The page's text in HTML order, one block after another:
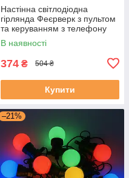
Настінна світлодіодна
гірлянда Феєрверк з пультом
та керуванням з телефону
SFK-18 Bluetooth USB 1+0.5м
В наявності
374 ₴ 504 ₴
Купити
–21%